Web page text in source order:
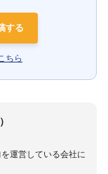
する
ちら
運営している会社に